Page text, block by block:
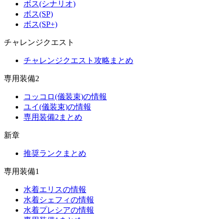
ボス(シナリオ)
ボス(SP)
ボス(SP+)
チャレンジクエスト
チャレンジクエスト攻略まとめ
専用装備2
コッコロ(儀装束)の情報
ユイ(儀装束)の情報
専用装備2まとめ
新章
推奨ランクまとめ
専用装備1
水着エリスの情報
水着シェフィの情報
水着プレシアの情報